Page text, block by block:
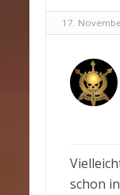
17.
schon